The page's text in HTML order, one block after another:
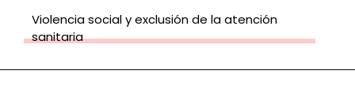
Violencia social y exclusión de la atención
sanitaria